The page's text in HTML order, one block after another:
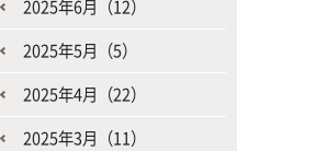
2025年6月（12）
2025年5月（5）
2025年4月（22）
2025年3月（11）